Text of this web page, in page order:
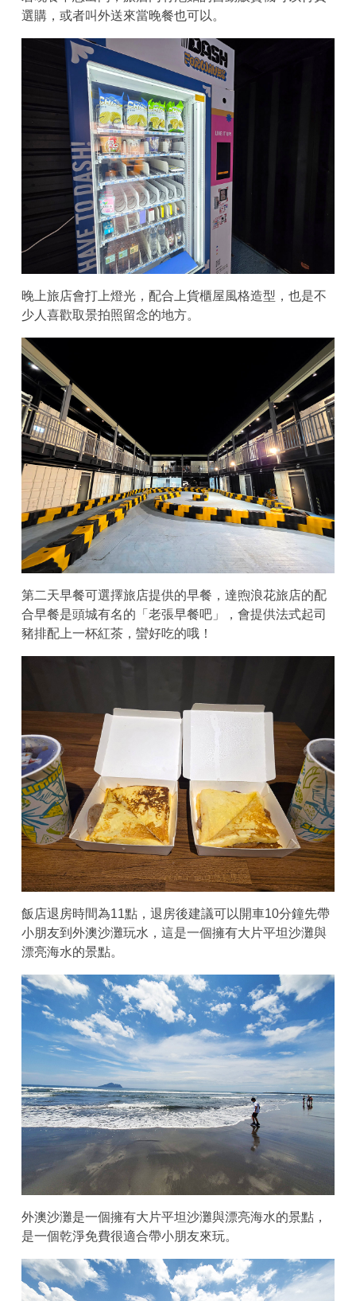
選購，或者叫外送來當晚餐也可以。
晚上旅店會打上燈光，配合上貨櫃屋風格造型，也是不
少人喜歡取景拍照留念的地方。
第二天早餐可選擇旅店提供的早餐，達煦浪花旅店的配
合早餐是頭城有名的「老張早餐吧」，會提供法式起司
豬排配上一杯紅茶，蠻好吃的哦！
飯店退房時間為11點，退房後建議可以開車10分鐘先帶
小朋友到外澳沙灘玩水，這是一個擁有大片平坦沙灘與
漂亮海水的景點。
外澳沙灘是一個擁有大片平坦沙灘與漂亮海水的景點，
是一個乾淨免費很適合帶小朋友來玩。